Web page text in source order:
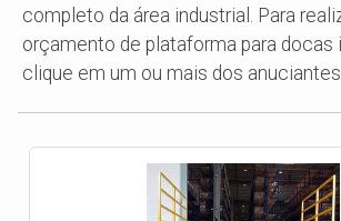
completo da área industrial. Para
orçamento de plataforma para docas
clique em um ou mais dos